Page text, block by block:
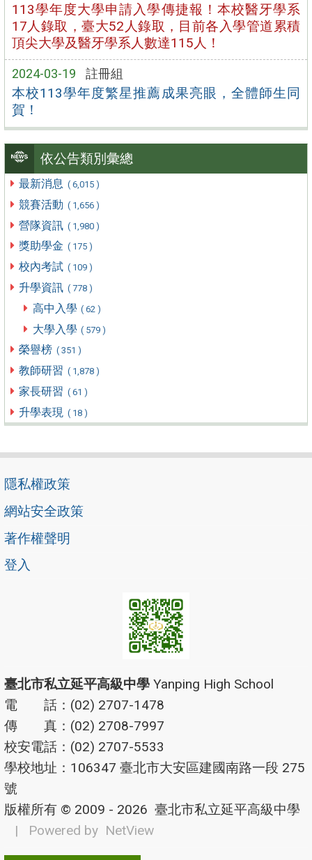
113學年度大學申請入學傳捷報！本校醫牙學系
17人錄取，臺大52人錄取，目前各入學管道累積
頂尖大學及醫牙學系人數達115人！
2024-03-19 註冊組
本校113學年度繁星推薦成果亮眼，全體師生同
賀！
依公告類別彙總
最新消息 ( 6,015 )
競賽活動 ( 1,656 )
營隊資訊 ( 1,980 )
獎助學金 ( 175 )
校內考試 ( 109 )
升學資訊 ( 778 )
高中入學 ( 62 )
大學入學 ( 579 )
榮譽榜 ( 351 )
教師研習 ( 1,878 )
家長研習 ( 61 )
升學表現 ( 18 )
隱私權政策
網站安全政策
著作權聲明
登入
臺北市私立延平高級中學 Yanping High School
電 話：(02) 2707-1478
傳 真：(02) 2708-7997
校安電話：(02) 2707-5533
學校地址：106347 臺北市大安區建國南路一段 275
號
版權所有 © 2009 - 2026 臺北市私立延平高級中學
| Powered by NetView